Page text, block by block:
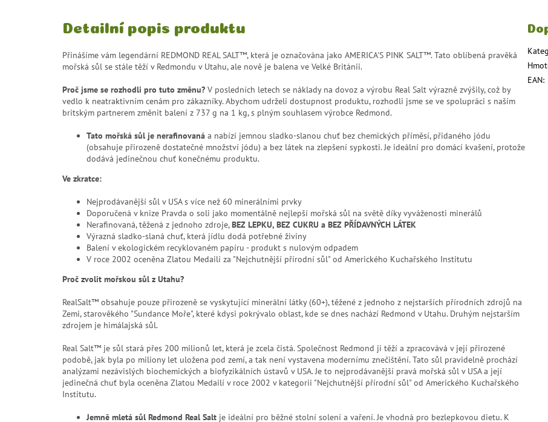
Detailní popis produktu
Přinášíme vám legendární REDMOND REAL SALT™, která je označována jako AMERICA'S PINK SALT™. Tato oblíbená pravěká
mořská sůl se stále těží v Redmondu v Utahu, ale nově je balena ve Velké Británii.
Proč jsme se rozhodli pro tuto změnu? V posledních letech se náklady na dovoz a výrobu Real Salt výrazně zvýšily, což by
vedlo k neatraktivním cenám pro zákazníky. Abychom udrželi dostupnost produktu, rozhodli jsme se ve spolupráci s naším
britským partnerem změnit balení z 737 g na 1 kg, s plným souhlasem výrobce Redmond.
Tato mořská sůl je nerafinovaná a nabízí jemnou sladko-slanou chuť bez chemických příměsí, přidaného jódu
(obsahuje přirozeně dostatečné množství jódu) a bez látek na zlepšení sypkosti. Je ideální pro domácí kvašení, protože
dodává jedinečnou chuť konečnému produktu.
Ve zkratce:
Nejprodávanější sůl v USA s více než 60 minerálními prvky
Doporučená v knize Pravda o soli jako momentálně nejlepší mořská sůl na světě díky vyváženosti minerálů
Nerafinovaná, těžená z jednoho zdroje,BEZ LEPKU, BEZ CUKRU a BEZ PŘÍDAVNÝCH LÁTEK
Výrazná sladko-slaná chuť, která jídlu dodá potřebné živiny
Balení v ekologickém recyklovaném papíru - produkt s nulovým odpadem
V roce 2002 oceněna Zlatou Medailí za "Nejchutnější přírodní sůl" od Amerického Kuchařského Institutu
Proč zvolit mořskou sůl z Utahu?
RealSalt™ obsahuje pouze přirozeně se vyskytující minerální látky (60+), těžené z jednoho z nejstarších přírodních zdrojů na
Zemi, starověkého "Sundance Moře", které kdysi pokrývalo oblast, kde se dnes nachází Redmond v Utahu. Druhým nejstarším
zdrojem je himálajská sůl.
Real Salt™ je sůl stará přes 200 milionů let, která je zcela čistá. Společnost Redmond ji těží a zpracovává v její přirozené
podobě, jak byla po miliony let uložena pod zemí, a tak není vystavena modernímu znečištění. Tato sůl pravidelně prochází
analýzami nezávislých biochemických a biofyzikálních ústavů v USA. Je to nejprodávanější pravá mořská sůl v USA a její
jedinečná chuť byla oceněna Zlatou Medailí v roce 2002 v kategorii "Nejchutnější přírodní sůl" od Amerického Kuchařského
Institutu.
Jemně mletá sůl Redmond Real Salt je ideální pro běžné stolní solení a vaření. Je vhodná pro bezlepkovou dietu. K
EAN: